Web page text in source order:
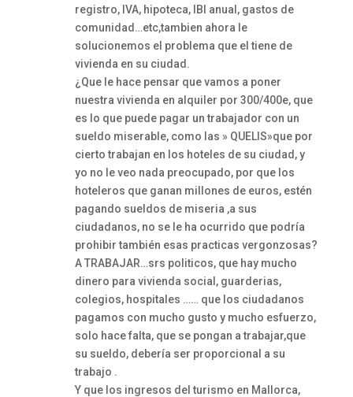
registro, IVA, hipoteca, IBI anual, gastos de
comunidad…etc,tambien ahora le
solucionemos el problema que el tiene de
vivienda en su ciudad.
¿Que le hace pensar que vamos a poner
nuestra vivienda en alquiler por 300/400e, que
es lo que puede pagar un trabajador con un
sueldo miserable, como las » QUELIS»que por
cierto trabajan en los hoteles de su ciudad, y
yo no le veo nada preocupado, por que los
hoteleros que ganan millones de euros, estén
pagando sueldos de miseria ,a sus
ciudadanos, no se le ha ocurrido que podría
prohibir también esas practicas vergonzosas?
A TRABAJAR…srs politicos, que hay mucho
dinero para vivienda social, guarderias,
colegios, hospitales …… que los ciudadanos
pagamos con mucho gusto y mucho esfuerzo,
solo hace falta, que se pongan a trabajar,que
su sueldo, debería ser proporcional a su
trabajo .
Y que los ingresos del turismo en Mallorca,